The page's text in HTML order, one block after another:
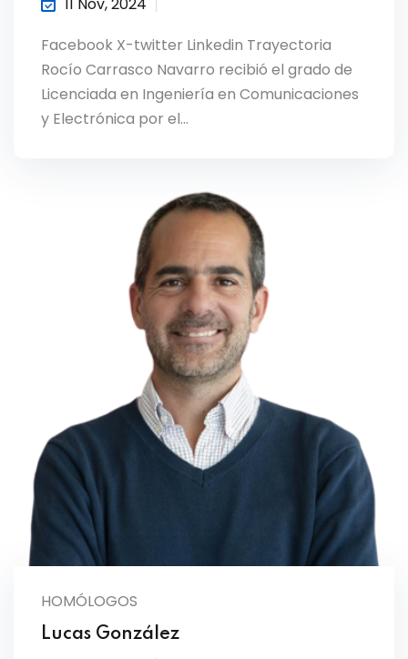
Facebook X-twitter Linkedin Trayectoria
Rocío Carrasco Navarro recibió el grado de
Licenciada en Ingeniería en Comunicaciones
y Electrónica por el…
HOMÓLOGOS
Lucas González